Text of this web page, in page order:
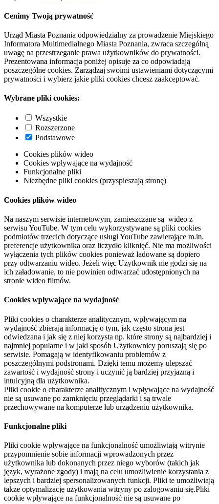
Cenimy Twoją prywatność
Urząd Miasta Poznania odpowiedzialny za prowadzenie Miejskiego
Informatora Multimedialnego Miasta Poznania, zwraca szczególną
uwagę na przestrzeganie prawa użytkowników do prywatności.
Prezentowana informacja poniżej opisuje za co odpowiadają
poszczególne cookies. Zarządzaj swoimi ustawieniami dotyczącymi
prywatności i wybierz jakie pliki cookies chcesz zaakceptować.
Wybrane pliki cookies:
Wszystkie
Rozszerzone
Podstawowe
Cookies plików wideo
Cookies wpływające na wydajność
Funkcjonalne pliki
Niezbędne pliki cookies (przyspieszają stronę)
Cookies plików wideo
Na naszym serwisie internetowym, zamieszczane są wideo z
serwisu YouTube. W tym celu wykorzystywane są pliki cookies
podmiotów trzecich dotyczące usługi YouTube zawierające m.in.
preferencje użytkownika oraz liczydło kliknięć. Nie ma możliwości
wyłączenia tych plików cookies ponieważ ładowane są dopiero
przy odtwarzaniu wideo. Jeżeli więc Użytkownik nie godzi się na
ich załadowanie, to nie powinien odtwarzać udostępnionych na
stronie wideo filmów.
Cookies wpływające na wydajność
Pliki cookies o charakterze analitycznym, wpływającym na
wydajność zbierają informację o tym, jak często strona jest
odwiedzana i jak się z niej korzysta np. które strony są najbardziej i
najmniej popularne i w jaki sposób Użytkownicy poruszają się po
serwisie. Pomagają w identyfikowaniu problemów z
poszczególnymi podstronami. Dzięki temu możemy ulepszać
zawartość i wydajność strony i uczynić ją bardziej przyjazną i
intuicyjną dla użytkownika.
Pliki cookie o charakterze analitycznym i wpływające na wydajność
nie są usuwane po zamknięciu przeglądarki i są trwale
przechowywane na komputerze lub urządzeniu użytkownika.
Funkcjonalne pliki
Pliki cookie wpływające na funkcjonalność umożliwiają witrynie
przypomnienie sobie informacji wprowadzonych przez
użytkownika lub dokonanych przez niego wyborów (takich jak
język, wyrażone zgody) i mają na celu umożliwienie korzystania z
lepszych i bardziej spersonalizowanych funkcji. Pliki te umożliwiają
także optymalizację użytkowania witryny po zalogowaniu się.Pliki
cookie wpływające na funkcjonalność nie są usuwane po